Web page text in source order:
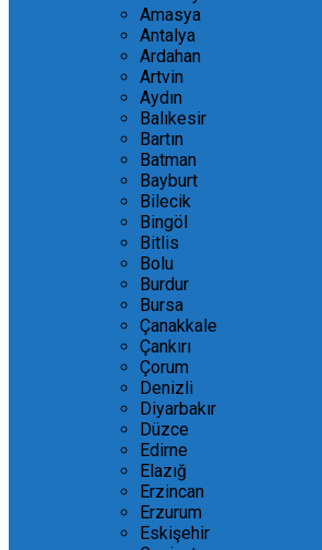
Amasya
Antalya
Ardahan
Artvin
Aydın
Balıkesir
Bartın
Batman
Bayburt
Bilecik
Bingöl
Bitlis
Bolu
Burdur
Bursa
Çanakkale
Çankırı
Çorum
Denizli
Diyarbakır
Düzce
Edirne
Elazığ
Erzincan
Erzurum
Eskişehir